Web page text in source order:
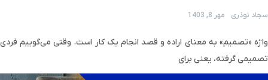
سجاد نوذری مهر 8, 1403
واژه «تصمیم» به معنای اراده و قصد انجام یک کار است. وقتی می‌گوییم فردی
تصمیمی گرفته، یعنی برای